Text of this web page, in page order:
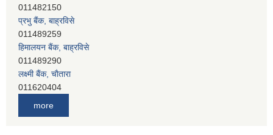
011482150
प्रभु बैंक, बाह्रविसे
011489259
हिमालयन बैंक, बाह्रविसे
011489290
लक्ष्मी बैंक, चाैतारा
011620404
more